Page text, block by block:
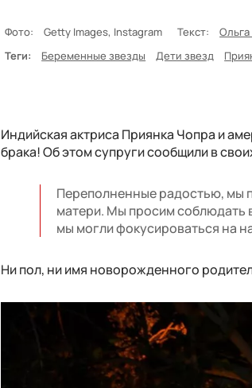
Фото: Getty Images, Instagram Текст: Ольга
Теги:
Беременные звезды Дети звезд
Индийская актриса Приянка Чопра и
брака! Об этом супруги сообщили в
Переполненные радостью, мы
матери. Мы просим соблюдать
мы могли фокусироваться на
Ни пол, ни имя новорожденного